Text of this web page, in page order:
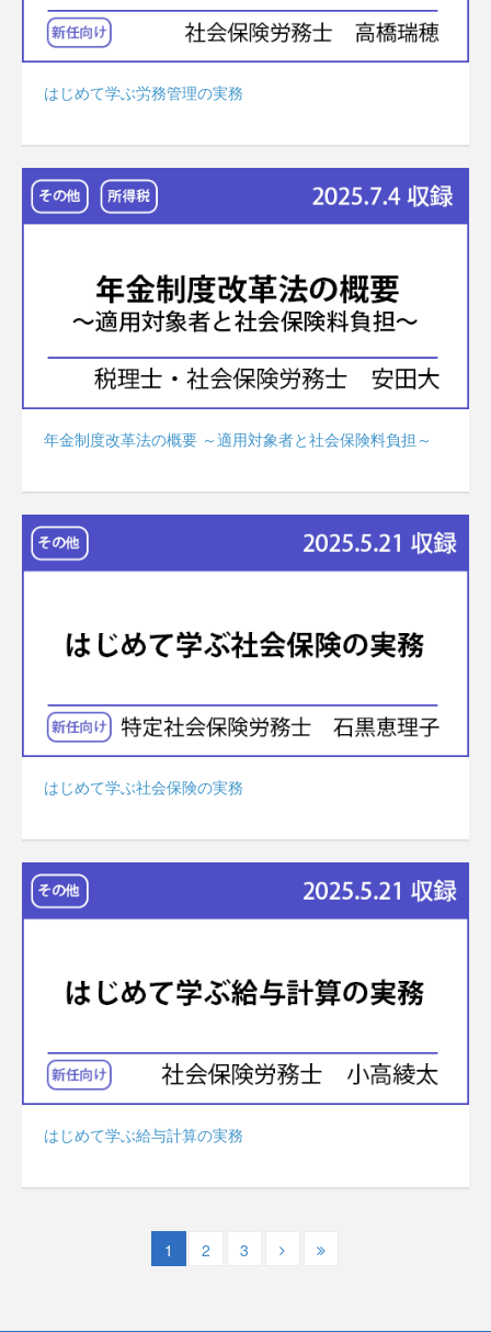
はじめて学ぶ労務管理の実務
年金制度改革法の概要 ～適用対象者と社会保険料負担～
はじめて学ぶ社会保険の実務
はじめて学ぶ給与計算の実務
1 2 3